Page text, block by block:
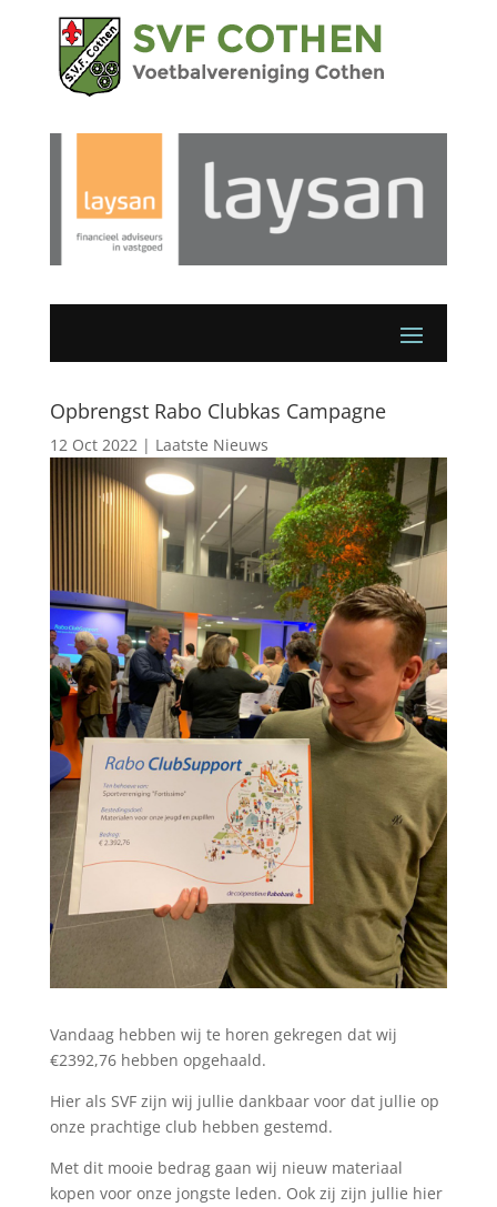
Opbrengst Rabo Clubkas Campagne
12 Oct 2022| Laatste Nieuws
Vandaag hebben wij te horen gekregen dat wij
€2392,76 hebben opgehaald.
Hier als SVF zijn wij jullie dankbaar voor dat jullie op
onze prachtige club hebben gestemd.
Met dit mooie bedrag gaan wij nieuw materiaal
kopen voor onze jongste leden. Ook zij zijn jullie hier